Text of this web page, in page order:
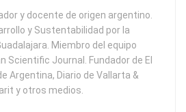
y docente de origen argentino.
y Sustentabilidad por la
Miembro del equipo
Scientific Journal. Fundador de El
Argentina, Diario de Vallarta &
y otros medios.